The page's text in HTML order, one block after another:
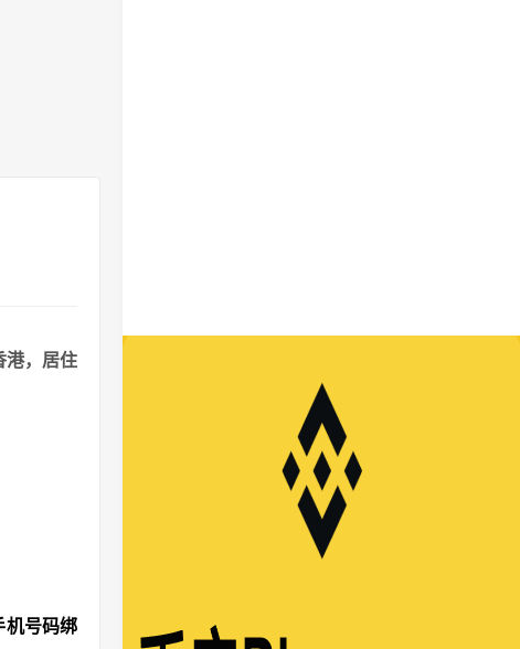
港，居住
机号码绑